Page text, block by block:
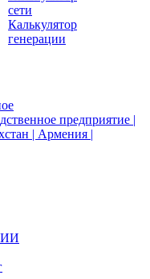
сети
Калькулятор
генерации